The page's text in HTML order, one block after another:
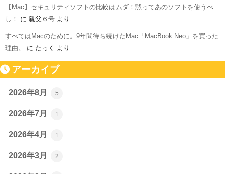
【Mac】セキュリティソフトの比較はムダ！黙ってあのソフトを使うべ
し！
に 親父６号 より
すべてはMacのために。9年間待ち続けたMac「MacBook Neo」を買った
理由。
に たっく より
アーカイブ
2026年8月 5
2026年7月 1
2026年4月 1
2026年3月 2